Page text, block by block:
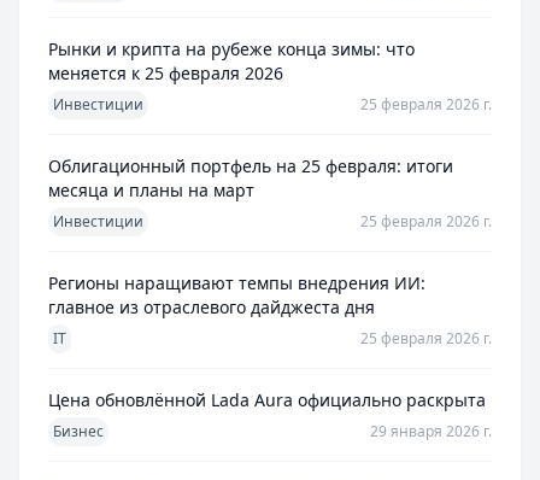
Рынки и крипта на рубеже конца зимы: что
меняется к 25 февраля 2026
Инвестиции 25 февраля 2026 г.
Облигационный портфель на 25 февраля: итоги
месяца и планы на март
Инвестиции 25 февраля 2026 г.
Регионы наращивают темпы внедрения ИИ:
главное из отраслевого дайджеста дня
IT 25 февраля 2026 г.
Цена обновлённой Lada Aura официально раскрыта
Бизнес 29 января 2026 г.